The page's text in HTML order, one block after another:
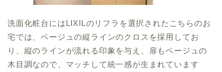
洗面化粧台にはLIXILのリフラを選択されたこちらのお
宅では、ベージュの縦ラインのクロスを採用してお
り、縦のラインが流れる印象を与え、扉もベージュの
木目調なので、マッチして統一感が生まれています